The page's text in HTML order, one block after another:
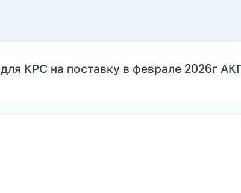
КРС на поставку в феврале 2026г